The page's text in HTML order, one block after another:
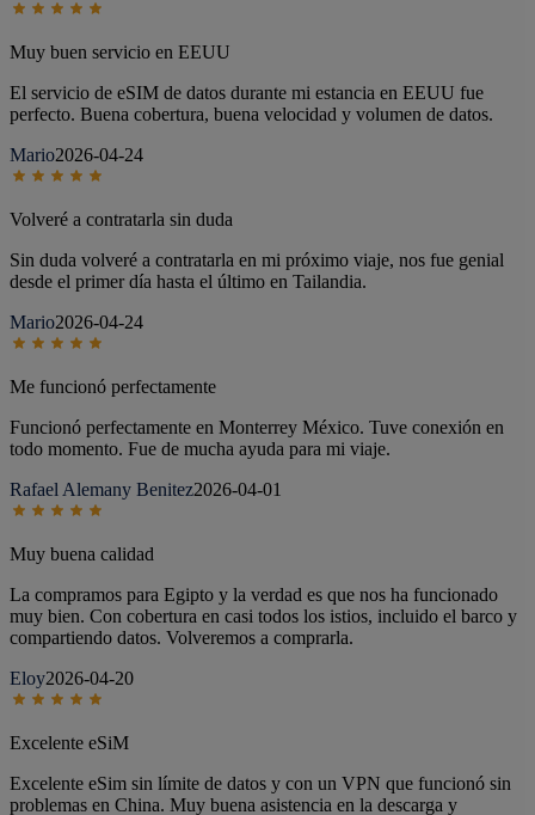
Muy buen servicio en EEUU
El servicio de eSIM de datos durante mi estancia en EEUU fue
perfecto. Buena cobertura, buena velocidad y volumen de datos.
Mario2026-04-24
Volveré a contratarla sin duda
Sin duda volveré a contratarla en mi próximo viaje, nos fue genial
desde el primer día hasta el último en Tailandia.
Mario2026-04-24
Me funcionó perfectamente
Funcionó perfectamente en Monterrey México. Tuve conexión en
todo momento. Fue de mucha ayuda para mi viaje.
Rafael Alemany Benitez2026-04-01
Muy buena calidad
La compramos para Egipto y la verdad es que nos ha funcionado
muy bien. Con cobertura en casi todos los istios, incluido el barco y
compartiendo datos. Volveremos a comprarla.
Eloy2026-04-20
Excelente eSiM
Excelente eSim sin límite de datos y con un VPN que funcionó sin
problemas en China. Muy buena asistencia en la descarga y